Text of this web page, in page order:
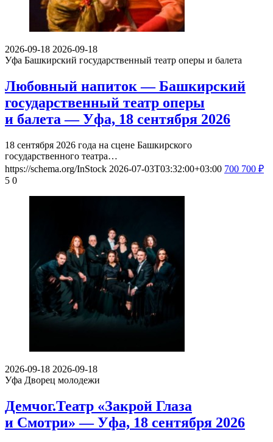
2026-09-18 2026-09-18
Уфа Башкирский государственный театр оперы и балета
Любовный напиток — Башкирский
государственный театр оперы
и балета — Уфа, 18 сентября 2026
18 сентября 2026 года на сцене Башкирского
государственного театра…
https://schema.org/InStock 2026-07-03T03:32:00+03:00 700 700 ₽
5 0
2026-09-18 2026-09-18
Уфа Дворец молодежи
Демчог.Театр «Закрой Глаза
и Смотри» — Уфа, 18 сентября 2026